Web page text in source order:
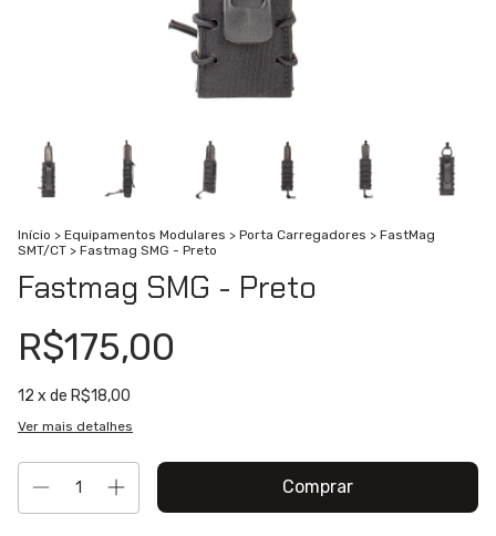
Início > Equipamentos Modulares > Porta Carregadores > FastMag
SMT/CT > Fastmag SMG - Preto
Fastmag SMG - Preto
R$175,00
12 x de R$18,00
Ver mais detalhes